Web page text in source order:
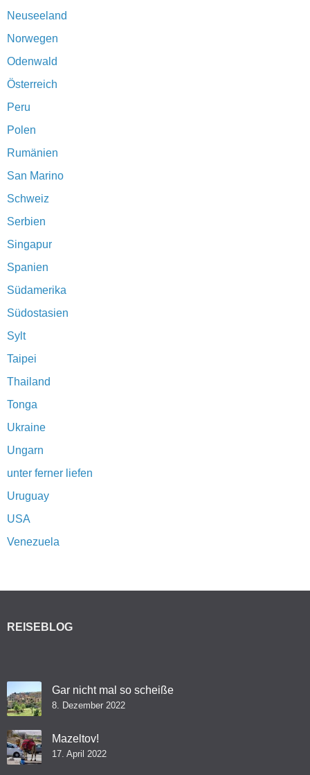
Neuseeland
Norwegen
Odenwald
Österreich
Peru
Polen
Rumänien
San Marino
Schweiz
Serbien
Singapur
Spanien
Südamerika
Südostasien
Sylt
Taipei
Thailand
Tonga
Ukraine
Ungarn
unter ferner liefen
Uruguay
USA
Venezuela
REISEBLOG
Gar nicht mal so scheiße
8. Dezember 2022
Mazeltov!
17. April 2022